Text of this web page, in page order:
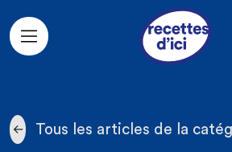
Aller au contenu principal
Tous les articles de la